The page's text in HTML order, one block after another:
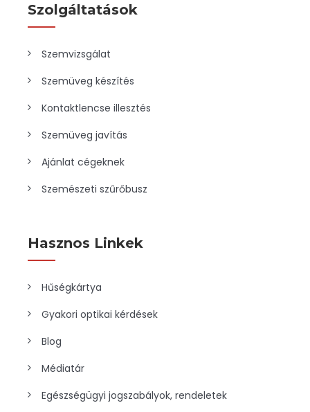
Szolgáltatások
Szemvizsgálat
Szemüveg készítés
Kontaktlencse illesztés
Szemüveg javítás
Ajánlat cégeknek
Szemészeti szűrőbusz
Hasznos Linkek
Hűségkártya
Gyakori optikai kérdések
Blog
Médiatár
Egészségügyi jogszabályok, rendeletek